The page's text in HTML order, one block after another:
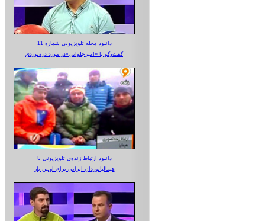
دانلود مجله تلویزیونی شماره 11
گفت‌وگو با «امیرجلوانی»در مورد دره‌نوردی
دانلود ارتباط زنده‌ی تلویزیونی‌ با
هیمالیانوردان ایرانی برای اولین بار